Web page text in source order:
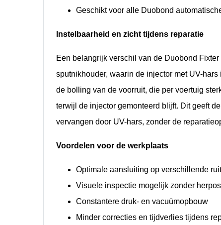
Geschikt voor alle Duobond
Instelbaarheid en zicht tijdens reparatie
Een belangrijk verschil van de Duobond
sputnikhouder, waarin de injector met UV-
de bolling van de voorruit, die per voertuig
terwijl de injector gemonteerd blijft. Dit geeft
vervangen door UV-hars, zonder de
Voordelen voor de werkplaats
Optimale aansluiting op verschillende
Visuele inspectie mogelijk zonder
Constantere druk- en vacuümopbouw
Minder correcties en tijdverlies tijdens